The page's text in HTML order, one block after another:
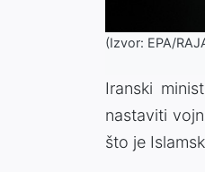
(Izvor: EPA/
Iranski
nastaviti
što je